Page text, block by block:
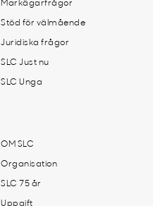
Markägarfrågor
Stöd för välmående
Juridiska frågor
SLC Just nu
SLC Unga
OM SLC
Organisation
SLC 75 år
Uppgift